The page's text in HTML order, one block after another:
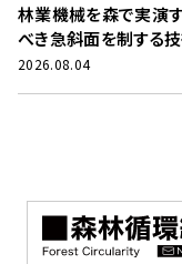
林業機械を森で実演
べき急斜面を制する
2026.08.04